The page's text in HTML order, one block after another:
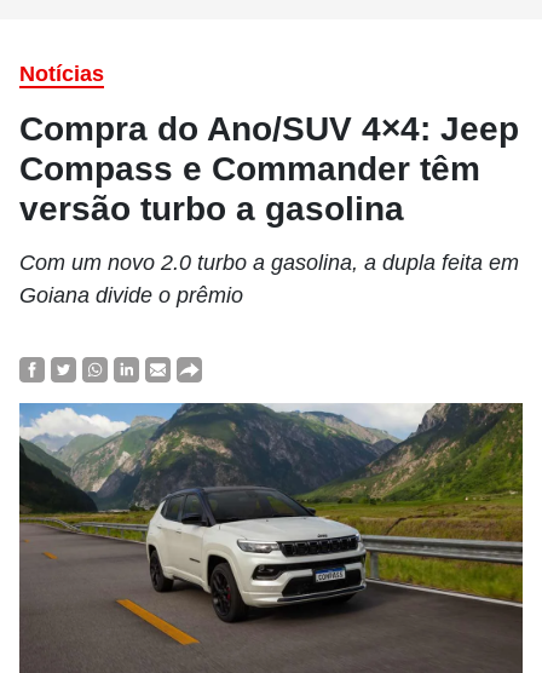
Notícias
Compra do Ano/SUV 4×4: Jeep
Compass e Commander têm
versão turbo a gasolina
Com um novo 2.0 turbo a gasolina, a dupla feita em
Goiana divide o prêmio